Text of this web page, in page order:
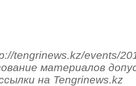
tengrinews.kz/events/
материалов
на Tengrinews.kz